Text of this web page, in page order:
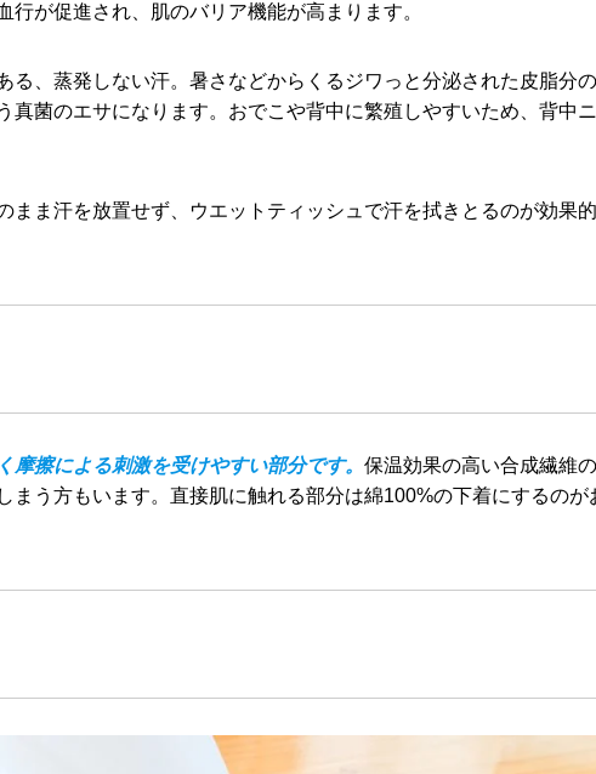
が促進され、肌のバリア機能が高まります。
る、蒸発しない汗。暑さなどからくるジワっと分泌された皮脂分の
真菌のエサになります。おでこや背中に繁殖しやすいため、背中ニ
まま汗を放置せず、ウエットティッシュで汗を拭きとるのが効果的
擦による刺激を受けやすい部分です。 保温効果の高い合成繊維の
まう方もいます。直接肌に触れる部分は綿100%の下着にするのが